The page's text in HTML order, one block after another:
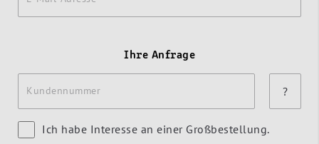
Ihre Anfrage
Kundennummer ?
Ich habe Interesse an einer Großbestellung.